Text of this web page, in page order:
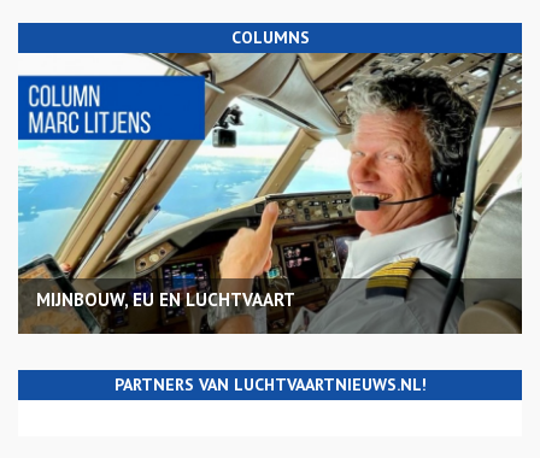
COLUMNS
MIJNBOUW, EU EN LUCHTVAART
PARTNERS VAN LUCHTVAARTNIEUWS.NL!